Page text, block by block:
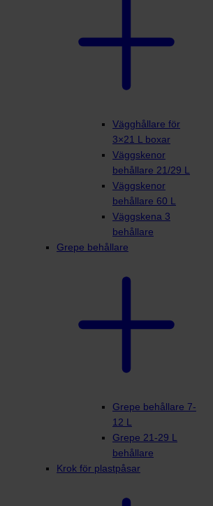
Vägghållare för
3×21 L boxar
Väggskenor
behållare 21/29 L
Väggskenor
behållare 60 L
Väggskena 3
behållare
Grepe behållare
Grepe behållare 7-
12 L
Grepe 21-29 L
behållare
Krok för plastpåsar